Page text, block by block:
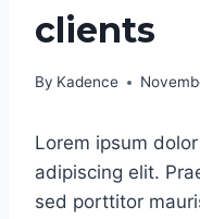
clients
By Kadence
Lorem ipsum
adipiscing elit.
sed porttitor